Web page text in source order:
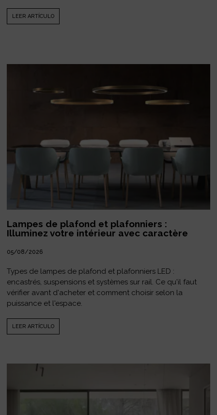
LEER ARTÍCULO
Lampes de plafond et plafonniers :
Illuminez votre intérieur avec caractère
05/08/2026
Types de lampes de plafond et plafonniers LED :
encastrés, suspensions et systèmes sur rail. Ce qu'il faut
vérifier avant d'acheter et comment choisir selon la
puissance et l'espace.
LEER ARTÍCULO